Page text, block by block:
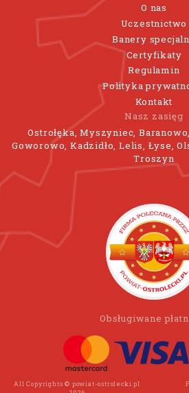
O nas
Uczestnictwo
Banery
Certyfikaty
Regulamin
Polityka
Kontakt
Nasz zasięg
Ostrołęka, Myszyniec,
Goworowo, Kadzidło, Lelis, Łyse,
Troszyn
Obsługiwane
All Copyrights © powiat-ostrolecki.pl